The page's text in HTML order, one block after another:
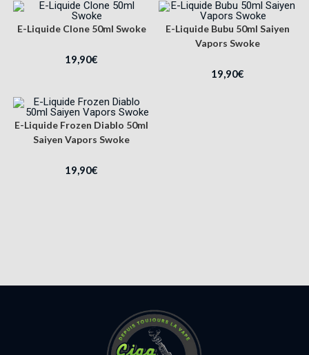
E-Liquide Clone 50ml Swoke
19,90€
E-Liquide Bubu 50ml Saiyen
Vapors Swoke
19,90€
E-Liquide Frozen Diablo 50ml
Saiyen Vapors Swoke
19,90€